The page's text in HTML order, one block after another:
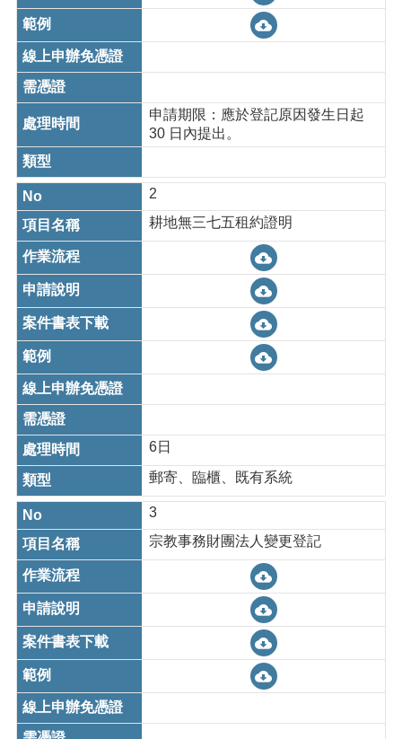
機
關
通
訊
錄
相
關
資
料
回
首
網
站
導
覽
市
政
信
箱
常
見
問
題
桃
園
市
政
府
隱
私
權
申請期限：應於登記原因發生日起
30 日內提出。
2
耕地無三七五租約證明
6日
郵寄、臨櫃、既有系統
3
宗教事務財團法人變更登記